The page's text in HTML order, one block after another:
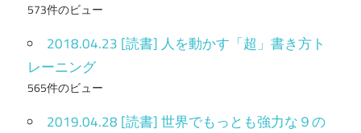
573件のビュー
2018.04.23 [読書] 人を動かす「超」書き方ト
レーニング
565件のビュー
2019.04.28 [読書] 世界でもっとも強力な９の